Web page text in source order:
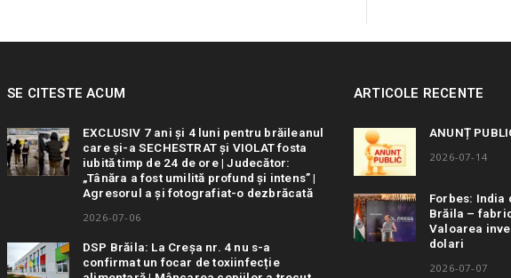
SE CITESTE ACUM
EXCLUSIV 7 ani și 4 luni pentru brăileanul
care și-a SECHESTRAT și VIOLAT fosta
iubită timp de 24 de ore | Judecător:
„Tânăra a fost umilită profund și intens” |
Agresorul a și fotografiat-o dezbrăcată
2026-07-06
DSP Brăila: La Creșa nr. 4 nu s-a
confirmat un focar de toxiinfecție
ARTICOLE RECENTE
ANUNȚ
2026-07-14
Forbes: India
Brăila –
Valoarea
dolari
2026-07-07